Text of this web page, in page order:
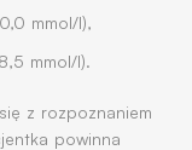
mmol/l),
mmol/l).
z rozpoznaniem
powinna